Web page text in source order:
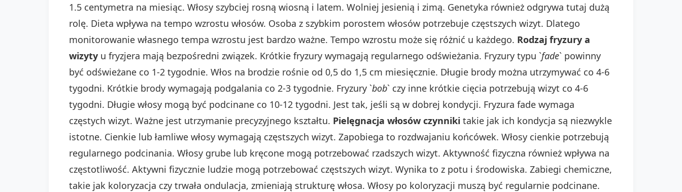
1.5 centymetra na miesiąc. Włosy szybciej rosną wiosną i latem. Wolniej jesienią i zimą. Genetyka również odgrywa tutaj dużą
rolę. Dieta wpływa na tempo wzrostu włosów. Osoba z szybkim porostem włosów potrzebuje częstszych wizyt. Dlatego
monitorowanie własnego tempa wzrostu jest bardzo ważne. Tempo wzrostu może się różnić u każdego. Rodzaj fryzury a
wizyty u fryzjera mają bezpośredni związek. Krótkie fryzury wymagają regularnego odświeżania. Fryzury typu `fade` powinny
być odświeżane co 1-2 tygodnie. Włos na brodzie rośnie od 0,5 do 1,5 cm miesięcznie. Długie brody można utrzymywać co 4-6
tygodni. Krótkie brody wymagają podgalania co 2-3 tygodnie. Fryzury `bob` czy inne krótkie cięcia potrzebują wizyt co 4-6
tygodni. Długie włosy mogą być podcinane co 10-12 tygodni. Jest tak, jeśli są w dobrej kondycji. Fryzura fade wymaga
częstych wizyt. Ważne jest utrzymanie precyzyjnego kształtu. Pielęgnacja włosów czynniki takie jak ich kondycja są niezwykle
istotne. Cienkie lub łamliwe włosy wymagają częstszych wizyt. Zapobiega to rozdwajaniu końcówek. Włosy cienkie potrzebują
regularnego podcinania. Włosy grube lub kręcone mogą potrzebować rzadszych wizyt. Aktywność fizyczna również wpływa na
częstotliwość. Aktywni fizycznie ludzie mogą potrzebować częstszych wizyt. Wynika to z potu i środowiska. Zabiegi chemiczne,
takie jak koloryzacja czy trwała ondulacja, zmieniają strukturę włosa. Włosy po koloryzacji muszą być regularnie podcinane.